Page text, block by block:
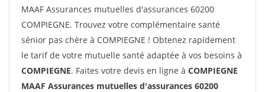
MAAF Assurances mutuelles d'assurances 60200
COMPIEGNE. Trouvez votre complémentaire santé
sénior pas chère à COMPIEGNE ! Obtenez rapidement
le tarif de votre mutuelle santé adaptée à vos besoins à
COMPIEGNE. Faites votre devis en ligne à COMPIEGNE
MAAF Assurances mutuelles d'assurances 60200